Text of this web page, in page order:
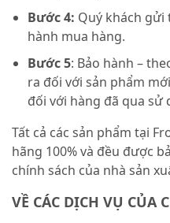
Bước 4: Quý khách gửi
hành mua hàng.
Bước 5: Bảo hành –
ra đối với sản phẩm
đối với hàng đã qua sử
Tất cả các sản phẩm tại
hãng 100% và đều được
chính sách của nhà sản
VỀ CÁC DỊCH VỤ CỦA